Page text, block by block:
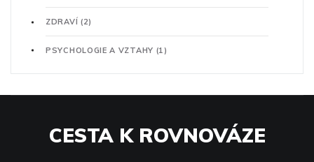
ZDRAVÍ (2)
PSYCHOLOGIE A VZTAHY (1)
CESTA K ROVNOVÁZE